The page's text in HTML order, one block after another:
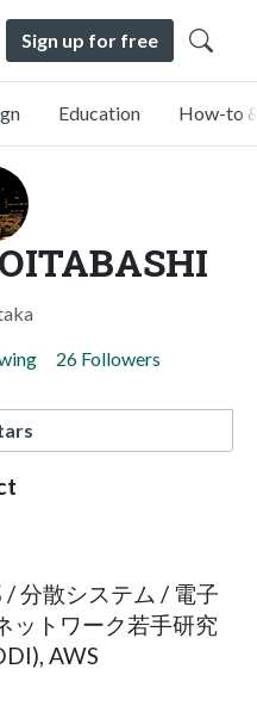
Sign up for free
Education How-to
26 Followers
分散システム / 電子
ットワーク若手研究
AWS